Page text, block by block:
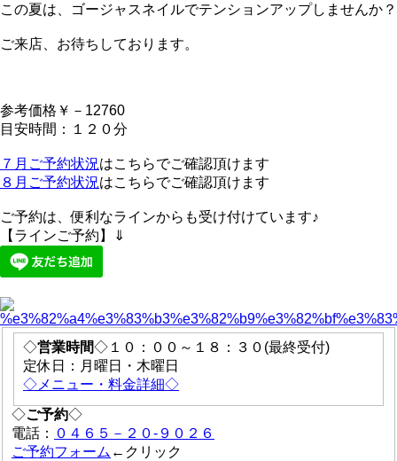
この夏は、ゴージャスネイルでテンションアップしませんか？
ご来店、お待ちしております。
参考価格￥－12760
目安時間：１２０分
７月ご予約状況はこちらでご確認頂けます
８月ご予約状況はこちらでご確認頂けます
ご予約は、便利なラインからも受け付けています♪
【ラインご予約】⇓
◇営業時間◇１０：００～１８：３０(最終受付)
定休日：月曜日・木曜日
◇メニュー・料金詳細◇
◇ご予約◇
電話： ０４６５－２０-９０２６
ご予約フォーム ←クリック